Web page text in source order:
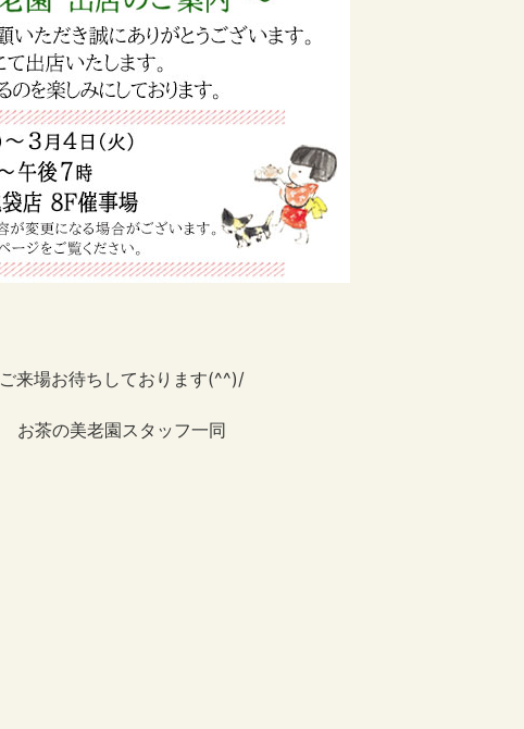
ご来場お待ちしております(^^)/
お茶の美老園スタッフ一同